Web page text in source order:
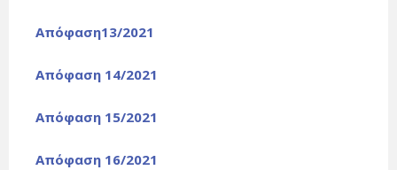
Απόφαση13/2021
Απόφαση 14/2021
Απόφαση 15/2021
Απόφαση 16/2021